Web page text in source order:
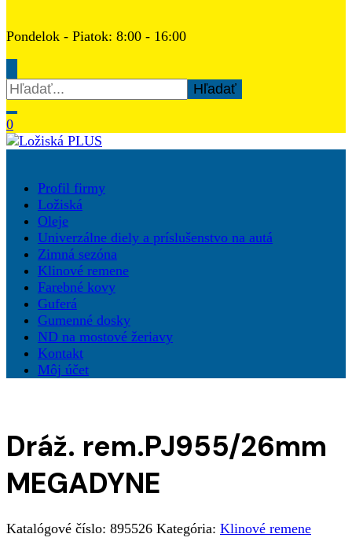
Pondelok - Piatok: 8:00 - 16:00
Hľadať:
0
Ložiská PLUS
Profil firmy
Ložiská
Oleje
Univerzálne diely a príslušenstvo na autá
Zimná sezóna
Klinové remene
Farebné kovy
Guferá
Gumenné dosky
ND na mostové žeriavy
Kontakt
Môj účet
Dráž. rem.PJ955/26mm
MEGADYNE
Katalógové číslo: 895526 Kategória: Klinové remene